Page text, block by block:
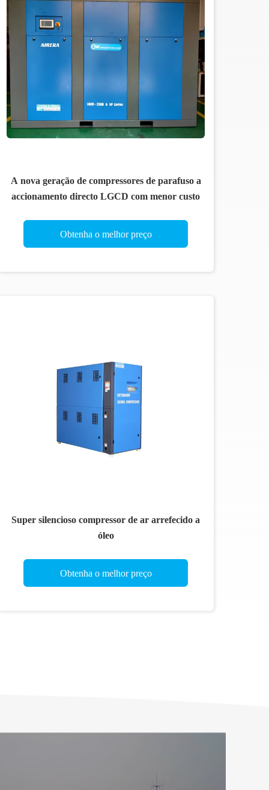
A nova geração de compressores de parafuso a
accionamento directo LGCD com menor custo
Obtenha o melhor preço
Super silencioso compressor de ar arrefecido a
óleo
Obtenha o melhor preço